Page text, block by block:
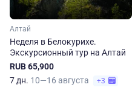
Алтай
Неделя в Белокурихе.
Экскурсионный тур на Алтай
RUB 65,900
7 дн. 10—16 августа +3